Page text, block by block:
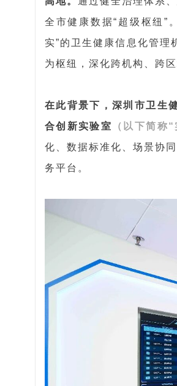
全市健康数据“超级枢纽”
实”的卫生健康信息化管
为枢纽，深化跨机构、跨
在此背景下，深圳市卫生
合创新实验室
（以下简称“
化、数据标准化、场景协
务平台。